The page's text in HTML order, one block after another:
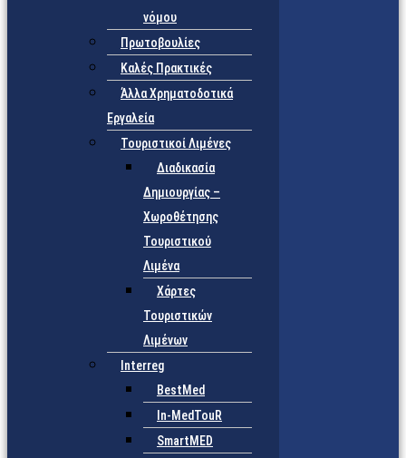
νόμου
Πρωτοβουλίες
Καλές Πρακτικές
Άλλα Χρηματοδοτικά
Εργαλεία
Τουριστικοί Λιμένες
Διαδικασία
Δημιουργίας –
Χωροθέτησης
Τουριστικού
Λιμένα
Χάρτες
Τουριστικών
Λιμένων
Interreg
BestMed
In-MedTouR
SmartMED